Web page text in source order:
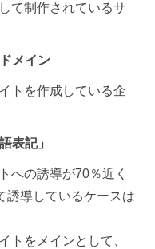
て制作されているサ
メイン
トを作成している企
表記」
の誘導が70％近く
誘導しているケースは
をメインとして、